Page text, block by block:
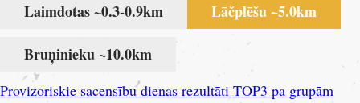
Laimdotas ~0.3-0.9km Lāčplēšu ~5.0km
Bruņinieku ~10.0km
Provizoriskie sacensību dienas rezultāti TOP3 pa grupām